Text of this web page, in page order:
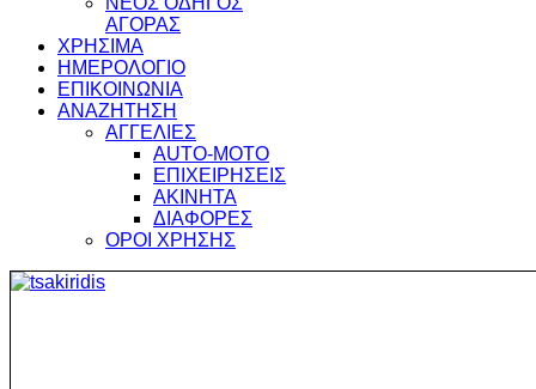
ΑΓΟΡΑΣ
ΧΡΗΣΙΜΑ
ΗΜΕΡΟΛΟΓΙΟ
ΕΠΙΚΟΙΝΩΝΙΑ
ΑΝΑΖΗΤΗΣΗ
ΑΓΓΕΛΙΕΣ
AUTO-MOTO
ΕΠΙΧΕΙΡΗΣΕΙΣ
ΑΚΙΝΗΤΑ
ΔΙΑΦΟΡΕΣ
ΟΡΟΙ ΧΡΗΣΗΣ